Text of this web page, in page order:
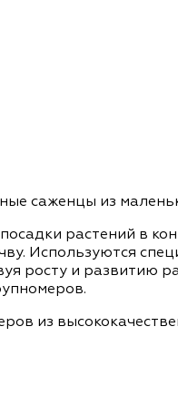
саженцы из
растений в
Используются
росту и развитию
из